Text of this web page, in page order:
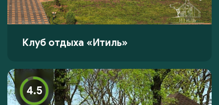
Клуб отдыха «Итиль»
4.5